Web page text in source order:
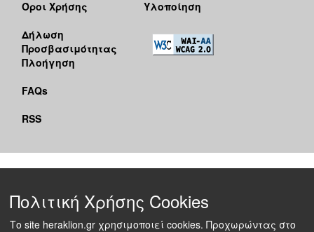
Όροι Χρήσης
Δήλωση
Προσβασιμότητας
Πλοήγηση
FAQs
RSS
Υλοποίηση
Πολιτική Χρήσης Cookies
Το site heraklion.gr χρησιμοποιεί cookies. Προχωρώντας στο